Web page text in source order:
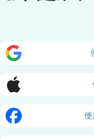
Babysits 真是太棒了！我为我
的女儿找到两位超优秀的临时